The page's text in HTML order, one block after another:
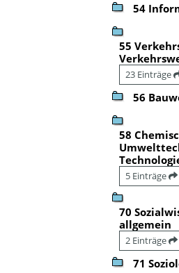
54
55
23 Einträge
56
58
5 Einträge
70
allgemein
2 Einträge
71